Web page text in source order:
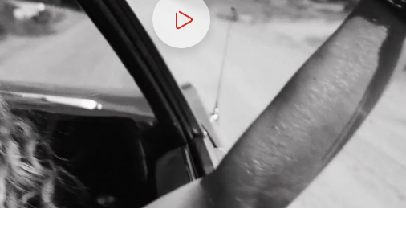
FLOTAS
Prepago
Postpago
Corporativo